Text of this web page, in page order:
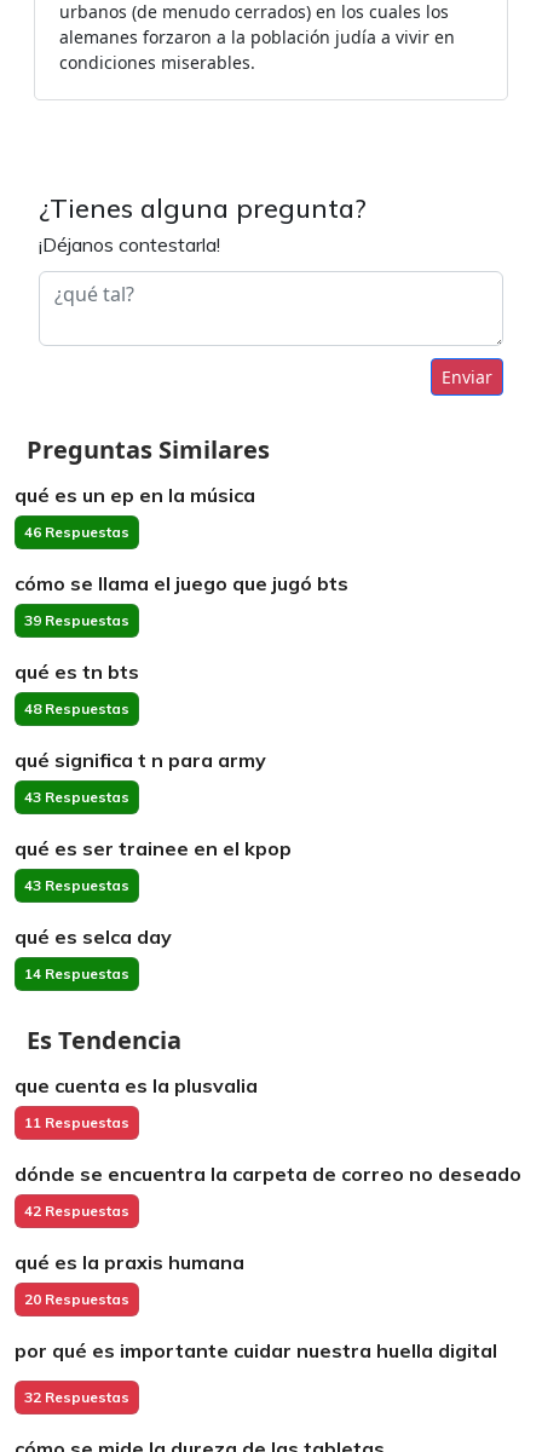
urbanos (de menudo cerrados) en los cuales los
alemanes forzaron a la población judía a vivir en
condiciones miserables.
¿Tienes alguna pregunta?
¡Déjanos contestarla!
Enviar
Preguntas Similares
qué es un ep en la música
46 Respuestas
cómo se llama el juego que jugó bts
39 Respuestas
qué es tn bts
48 Respuestas
qué significa t n para army
43 Respuestas
qué es ser trainee en el kpop
43 Respuestas
qué es selca day
14 Respuestas
Es Tendencia
que cuenta es la plusvalia
11 Respuestas
dónde se encuentra la carpeta de correo no deseado
42 Respuestas
qué es la praxis humana
20 Respuestas
por qué es importante cuidar nuestra huella digital
32 Respuestas